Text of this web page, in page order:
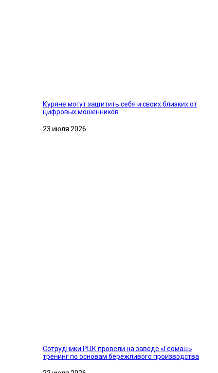
Куряне могут защитить себя и своих близких от
цифровых мошенников
23 июля 2026
Сотрудники РЦК провели на заводе «Геомаш»
тренинг по основам бережливого производства